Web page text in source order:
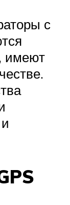
с
имеют